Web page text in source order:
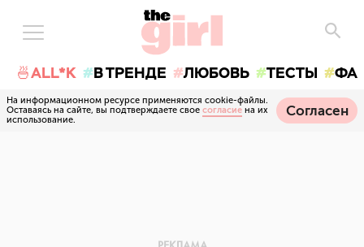
🍜ALL*K В ТРЕНДЕ ЛЮБОВЬ ТЕСТЫ
На информационном ресурсе применяются cookie-файлы.
Оставаясь на сайте, вы подтверждаете свое согласие на их
использование.
Согласен